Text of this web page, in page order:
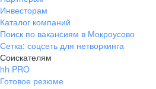
Инвесторам
Каталог компаний
Поиск по вакансиям в Мокроусово
Сетка: соцсеть для нетворкинга
Соискателям
hh PRO
Готовое резюме